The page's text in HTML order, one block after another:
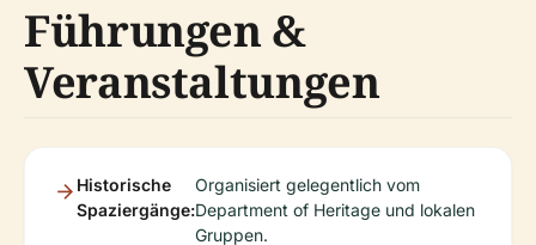
Führungen &
Veranstaltungen
Historische
Spaziergänge:
Organisiert gelegentlich vom
Department of Heritage und lokalen
Gruppen.